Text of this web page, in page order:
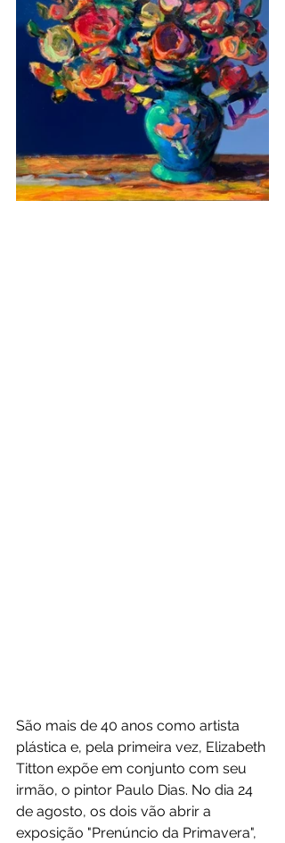
São mais de 40 anos como artista
plástica e, pela primeira vez, Elizabeth
Titton expõe em conjunto com seu
irmão, o pintor Paulo Dias. No dia 24
de agosto, os dois vão abrir a
exposição "Prenúncio da Primavera",